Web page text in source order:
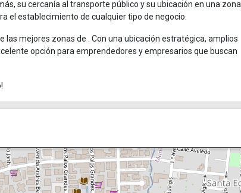
su cercanía al transporte público y su ubicación en una zona
el establecimiento de cualquier tipo de negocio.
las mejores zonas de
. Con una ubicación estratégica, amplios
opción para emprendedores y empresarios que buscan